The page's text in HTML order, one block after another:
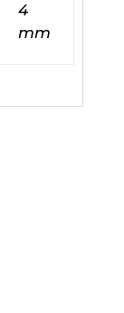
4
mm